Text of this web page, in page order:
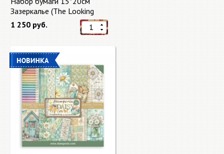
Зазеркалье (The Looking
Glass) 27 листов от 49 Market
1 250 руб.